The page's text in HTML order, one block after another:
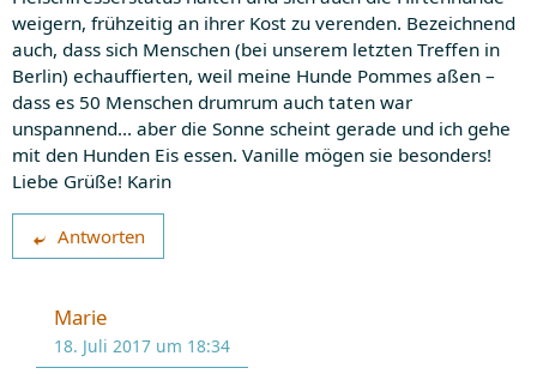
weigern, frühzeitig an ihrer Kost zu verenden. Bezeichnend
auch, dass sich Menschen (bei unserem letzten Treffen in
Berlin) echauffierten, weil meine Hunde Pommes aßen –
dass es 50 Menschen drumrum auch taten war
unspannend… aber die Sonne scheint gerade und ich gehe
mit den Hunden Eis essen. Vanille mögen sie besonders!
Liebe Grüße! Karin
Antworten
Marie
18. Juli 2017 um 18:34